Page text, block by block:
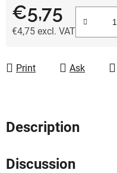
€5,75
€4,75 excl. VAT
Print Ask
Description
Discussion